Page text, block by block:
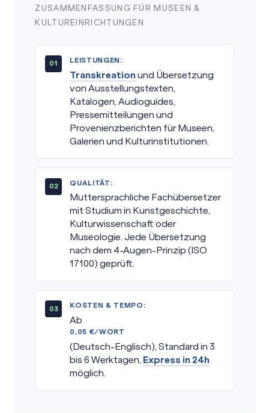
ZUSAMMENFASSUNG FÜR MUSEEN &
KULTUREINRICHTUNGEN
LEISTUNGEN:
Transkreation und Übersetzung
von Ausstellungstexten,
Katalogen, Audioguides,
Pressemitteilungen und
Provenienzberichten für Museen,
Galerien und Kulturinstitutionen.
QUALITÄT:
Muttersprachliche Fachübersetzer
mit Studium in Kunstgeschichte,
Kulturwissenschaft oder
Museologie. Jede Übersetzung
nach dem 4-Augen-Prinzip (ISO
17100) geprüft.
KOSTEN & TEMPO:
Ab
0,05 €/WORT
(Deutsch-Englisch), Standard in 3
bis 6 Werktagen, Express in 24h
möglich.